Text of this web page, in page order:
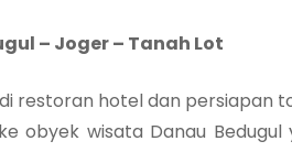
– Joger – Tanah Lot
restoran hotel dan persiapan
obyek wisata Danau